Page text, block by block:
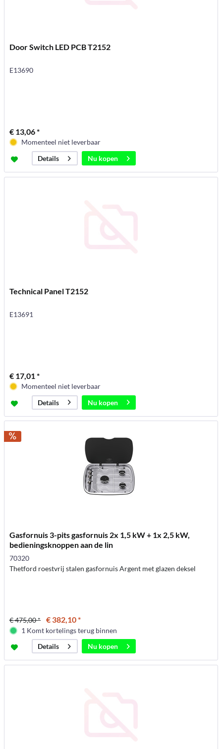
Door Switch LED PCB T2152
E13690
€ 13,06 *
Momenteel niet leverbaar
Details
Nu kopen
Technical Panel T2152
E13691
€ 17,01 *
Momenteel niet leverbaar
Details
Nu kopen
Gasfornuis 3-pits gasfornuis 2x 1,5 kW + 1x 2,5 kW,
bedieningsknoppen aan de lin
70320
Thetford roestvrij stalen gasfornuis Argent met glazen deksel
€ 475,00 * € 382,10 *
1 Komt kortelings terug binnen
Details
Nu kopen